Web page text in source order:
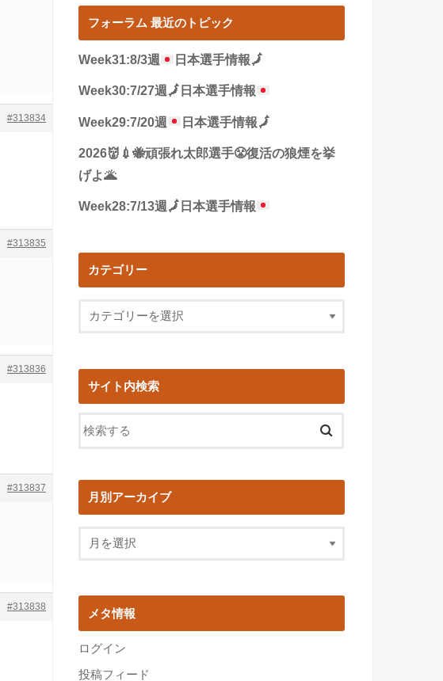
#313834
#313835
#313836
#313837
#313838
フォーラム 最近のトピック
Week31:8/3週 日本選手情報🗾
Week30:7/27週🗾 日本選手情報
Week29:7/20週 日本選手情報🗾
2026👹💉🐝頑張れ太郎選手😤復活の狼煙を挙
げよ🌋
Week28:7/13週 🗾 日本選手情報
カテゴリー
サイト内検索
月別アーカイブ
メタ情報
ログイン
投稿フィード